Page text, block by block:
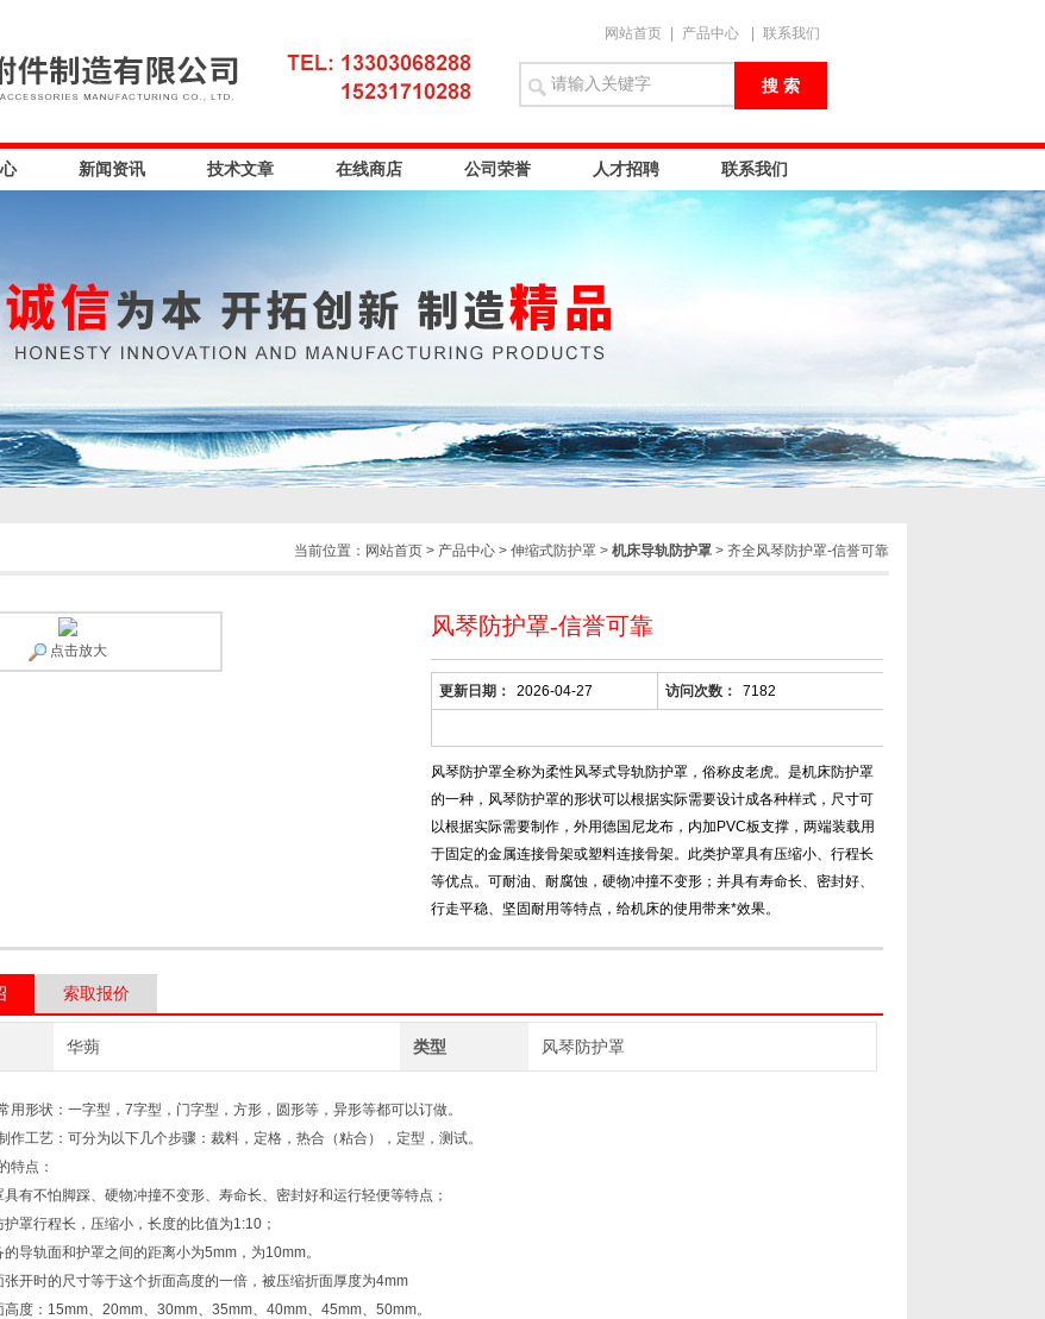
网站首页 产品中心 联系我们
新闻资讯 技术文章 在线商店 公司荣誉 人才招聘 联系我们
当前位置： 网站首页> 产品中心> 伸缩式防护罩> 机床导轨防护罩> 齐全风琴防护罩-信誉可靠
风琴防护罩-信誉可靠
更新日期： 2026-04-27 访问次数： 7182
风琴防护罩全称为柔性风琴式导轨防护罩，俗称皮老虎。是机床防护罩
的一种，风琴防护罩的形状可以根据实际需要设计成各种样式，尺寸可
以根据实际需要制作，外用德国尼龙布，内加PVC板支撑，两端装载用
于固定的金属连接骨架或塑料连接骨架。此类护罩具有压缩小、行程长
等优点。可耐油、耐腐蚀，硬物冲撞不变形；并具有寿命长、密封好、
行走平稳、坚固耐用等特点，给机床的使用带来*效果。
点击放大
索取报价
华蒴 类型 风琴防护罩
用形状：一字型，7字型，门字型，方形，圆形等，异形等都可以订做。
作工艺：可分为以下几个步骤：裁料，定格，热合（粘合），定型，测试。
特点：
具有不怕脚踩、硬物冲撞不变形、寿命长、密封好和运行轻便等特点；
罩行程长，压缩小，长度的比值为1:10；
导轨面和护罩之间的距离小为5mm，为10mm。
张开时的尺寸等于这个折面高度的一倍，被压缩折面厚度为4mm
度：15mm、20mm、30mm、35mm、40mm、45mm、50mm。